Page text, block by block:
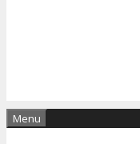
Menu